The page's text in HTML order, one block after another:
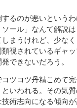
るのが悪いという
ール」なんて解説
まうけれど、少な
視されているギャ
できないだろう。
ツコツ丹精こめて完
いわれる。その気
術志向になる傾向